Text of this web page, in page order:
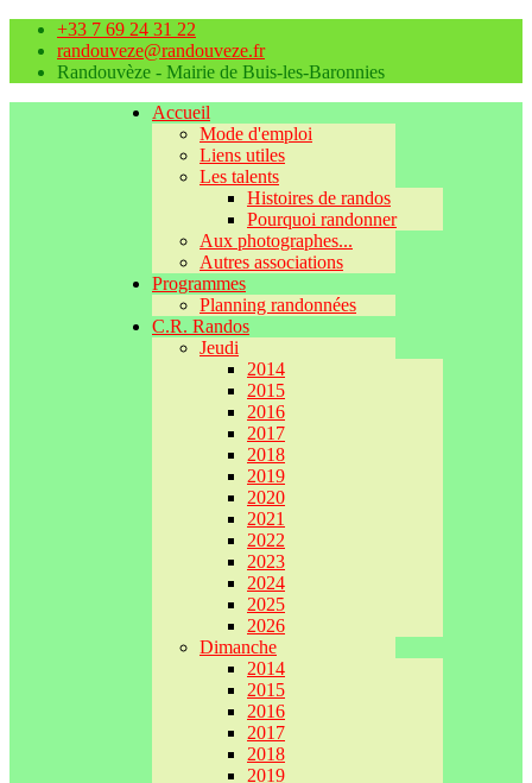
+33 7 69 24 31 22
randouveze@randouveze.fr
Randouvèze - Mairie de Buis-les-Baronnies
Accueil
Mode d'emploi
Liens utiles
Les talents
Histoires de randos
Pourquoi randonner
Aux photographes...
Autres associations
Programmes
Planning randonnées
C.R. Randos
Jeudi
2014
2015
2016
2017
2018
2019
2020
2021
2022
2023
2024
2025
2026
Dimanche
2014
2015
2016
2017
2018
2019